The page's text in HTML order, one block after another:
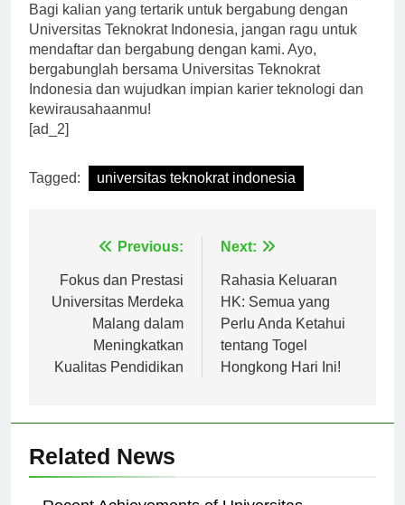
Bagi kalian yang tertarik untuk bergabung dengan
Universitas Teknokrat Indonesia, jangan ragu untuk
mendaftar dan bergabung dengan kami. Ayo,
bergabunglah bersama Universitas Teknokrat
Indonesia dan wujudkan impian karier teknologi dan
kewirausahaanmu!
[ad_2]
Tagged: universitas teknokrat indonesia
Navigasi
pos
Previous:
Fokus dan Prestasi
Universitas Merdeka
Malang dalam
Meningkatkan
Kualitas Pendidikan
Next:
Rahasia Keluaran
HK: Semua yang
Perlu Anda Ketahui
tentang Togel
Hongkong Hari Ini!
Related News